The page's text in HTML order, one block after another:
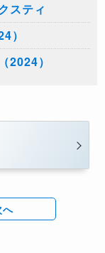
スティ
）
2024）
へ